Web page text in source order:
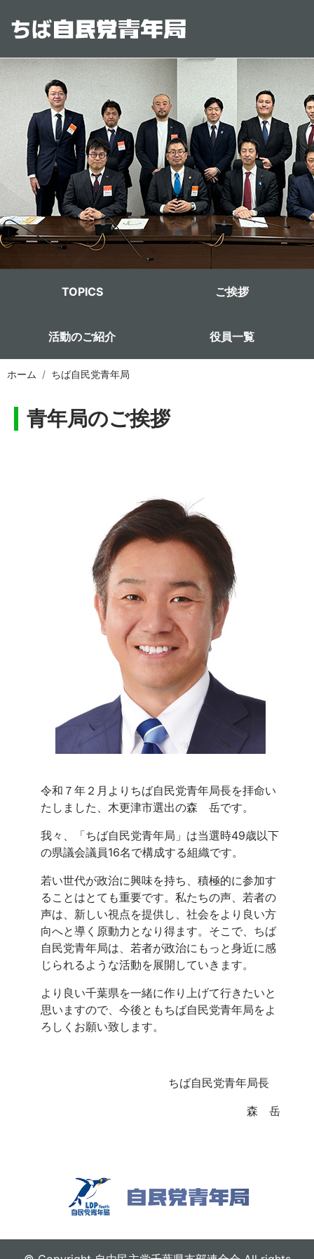
TOPICS ご挨拶
活動のご紹介 役員一覧
ホーム ちば自民党青年局
青年局のご挨拶
令和７年２月よりちば自民党青年局長を拝命い
たしました、木更津市選出の森 岳です。
我々、「ちば自民党青年局」は当選時49歳以下
の県議会議員16名で構成する組織です。
若い世代が政治に興味を持ち、積極的に参加す
ることはとても重要です。私たちの声、若者の
声は、新しい視点を提供し、社会をより良い方
向へと導く原動力となり得ます。そこで、ちば
自民党青年局は、若者が政治にもっと身近に感
じられるような活動を展開していきます。
より良い千葉県を一緒に作り上げて行きたいと
思いますので、今後ともちば自民党青年局をよ
ろしくお願い致します。
ちば自民党青年局長
森 岳